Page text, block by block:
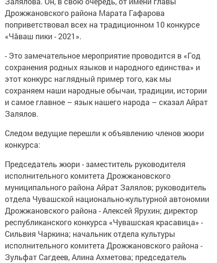
Дрожжановского района Марата Гафарова
поприветствовал всех на традиционном 10 конкурсе
«Чăваш пики - 2021».
- Это замечательное мероприятие проводится в «Год
сохранения родных языков и народного единства» и
этот конкурс наглядный пример того, как мы
сохраняем наши народные обычаи, традиции, истории
и самое главное – язык нашего народа – сказал Айрат
Залялов.
Следом ведущие перешли к объявлению членов жюри
конкурса:
Председатель жюри - заместитель руководителя
исполнительного комитета Дрожжановского
муниципального района Айрат Залялов; руководитель
отдела Чувашской национально-культурной автономии
Дрожжановского района - Алексей Ярухин; директор
республиканского конкурса «Чувашская красавица» -
Сильвия Чаркина; начальник отдела культуры
исполнительного комитета Дрожжановского района -
Зульфат Сагдеев, Алина Ахметова; председатель